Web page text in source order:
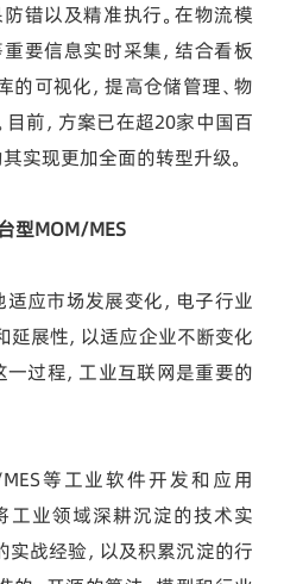
错以及精准执行。在物流模
要信息实时采集，结合看板
的可视化，提高仓储管理、物
前，方案已在超20家中国百
实现更加全面的转型升级。
型MOM/MES
适应市场发展变化，电子行业
展性，以适应企业不断变化
过程，工业互联网是重要的
等工业软件开发和应用
业领域深耕沉淀的技术实
实战经验，以及积累沉淀的行